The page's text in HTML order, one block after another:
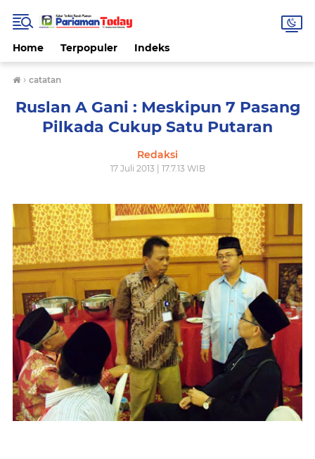
Home Terpopuler Indeks
› catatan
Ruslan A Gani : Meskipun 7 Pasang
Pilkada Cukup Satu Putaran
Redaksi
17 Juli 2013 | 17.7.13 WIB